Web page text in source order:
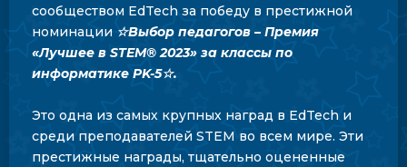
сообществом EdTech за победу в престижной
номинации ☆Выбор педагогов – Премия
«Лучшее в STEM® 2023» за классы по
информатике PK-5☆.
Это одна из самых крупных наград в EdTech и
среди преподавателей STEM во всем мире. Эти
престижные награды, тщательно оцененные